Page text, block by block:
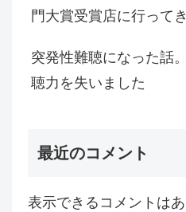
門大賞受賞店に行って
突発性難聴になった話
聴力を失いました
最近のコメント
表示できるコメントはあ